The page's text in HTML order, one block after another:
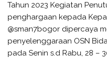
Tahun 2023 Kegiatan
penghargaan kepada
@sman7bogor dipercaya
penyelenggaraan OSN
pada Senin s.d Rabu, 28 –